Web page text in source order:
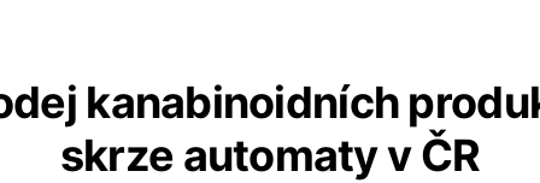
kanabinoidních
skrze automaty v ČR